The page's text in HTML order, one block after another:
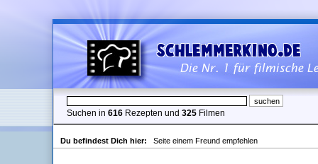
Suchen in 616 Rezepten und 325 Filmen
Du befindest Dich hier: Seite einem Freund empfehlen